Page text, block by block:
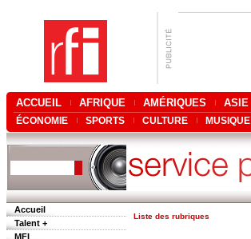
ACCUEIL AFRIQUE AMÉRIQUES ASIE
ÉCONOMIE SPORTS CULTURE MUSIQUE
Accueil
Talent +
MFI
Liste des rubriques